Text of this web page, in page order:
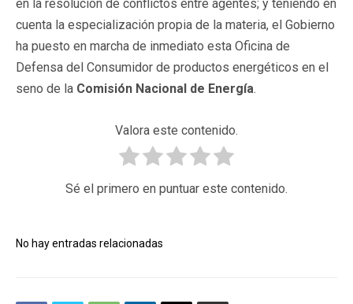
en la resolución de conflictos entre agentes; y teniendo en
cuenta la especialización propia de la materia, el Gobierno
ha puesto en marcha de inmediato esta Oficina de
Defensa del Consumidor de productos energéticos en el
seno de la Comisión Nacional de Energía.
Valora este contenido.
Sé el primero en puntuar este contenido.
No hay entradas relacionadas